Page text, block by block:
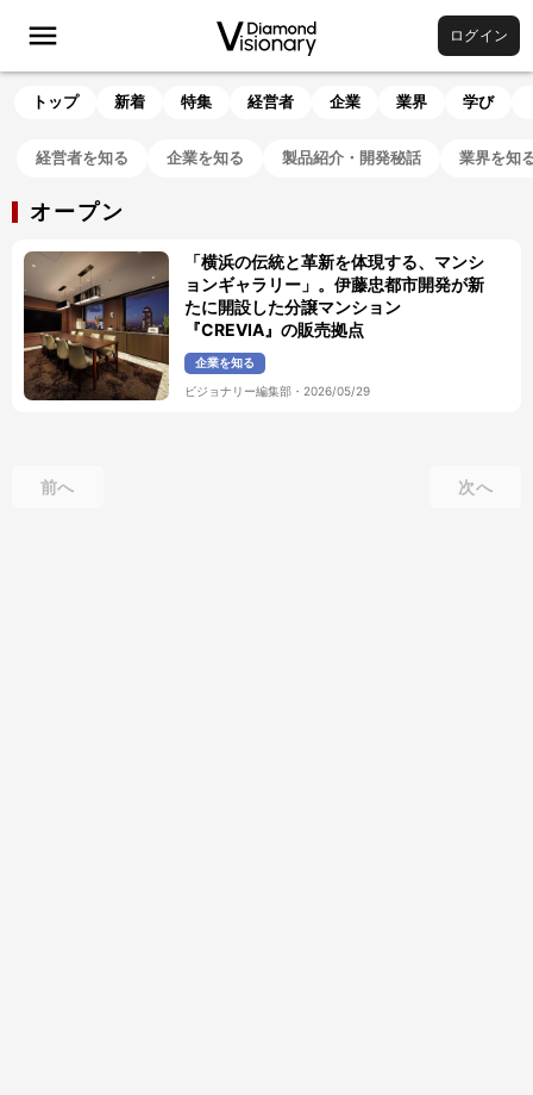
ログイン
トップ 新着 特集 経営者 企業 業界 学び
経営者を知る 企業を知る 製品紹介・開発秘話 業界を知
オープン
「横浜の伝統と革新を体現する、マンシ
ョンギャラリー」。伊藤忠都市開発が新
たに開設した分譲マンション
『CREVIA』の販売拠点
企業を知る
ビジョナリー編集部・ 2026/05/29
前へ 次へ